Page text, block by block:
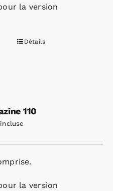
la version
Détails
110
la version